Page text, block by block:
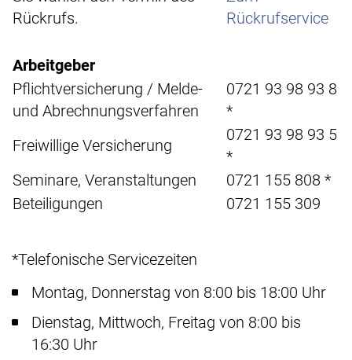
Rückrufs.
Rückrufservice
Arbeitgeber
Pflichtversicherung / Melde-
und Abrechnungsverfahren
0721 93 98 93 8
*
Freiwillige Versicherung
0721 93 98 93 5
*
Seminare, Veranstaltungen
0721 155 808 *
Beteiligungen
0721 155 309
*Telefonische Servicezeiten
Montag, Donnerstag von 8:00 bis 18:00 Uhr
Dienstag, Mittwoch, Freitag von 8:00 bis
16:30 Uhr